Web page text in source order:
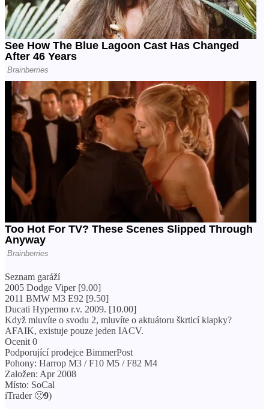
Seznam garáží
2005 Dodge Viper [9.00]
2011 BMW M3 E92 [9.50]
Ducati Hypermo r.v. 2009. [10.00]
Když mluvíte o svodu 2, mluvíte o aktuátoru škrticí klapky?
AFAIK, existuje pouze jeden IACV.
Ocenit 0
Podporující prodejce BimmerPost
Pohony: Harrop M3 / F10 M5 / F82 M4
Založen: Apr 2008
Místo: SoCal
iTrader 🙁9)